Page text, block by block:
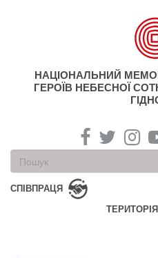
НАЦІОНАЛЬНИЙ
ГЕРОЇВ НЕБЕСНОЇ
Пошукова
форма
Пошук
СПІВПРАЦЯ